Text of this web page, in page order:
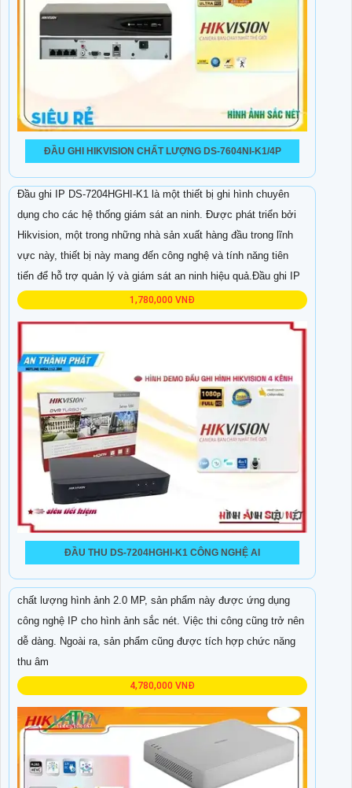
ĐẦU GHI HIKVISION CHẤT LƯỢNG DS-7604NI-K1/4P
ĐẦU THU DS-7204HGHI-K1 CÔNG NGHỆ AI
1,780,000 VNĐ
Đầu ghi IP DS-7204HGHI-K1 là một thiết bị ghi hình chuyên
dụng cho các hệ thống giám sát an ninh. Được phát triển bởi
Hikvision, một trong những nhà sản xuất hàng đầu trong lĩnh
vực này, thiết bị này mang đến công nghệ và tính năng tiên
tiến để hỗ trợ quản lý và giám sát an ninh hiệu quả.Đầu ghi IP
4,780,000 VNĐ
Sản phẩm Đầu thu KTS Ip Sắt Nét DS-7108NI-Q1/8P là một
thiết bị dễ dàng nâng cấp số lượng camera đầu ghi 8 kênh. Với
chất lượng hình ảnh 2.0 MP, sản phẩm này được ứng dụng
công nghệ IP cho hình ảnh sắc nét. Việc thi công cũng trở nên
dễ dàng. Ngoài ra, sản phẩm cũng được tích hợp chức năng
thu âm